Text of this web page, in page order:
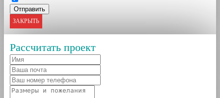
ЗАКРЫТЬ
Рассчитать проект